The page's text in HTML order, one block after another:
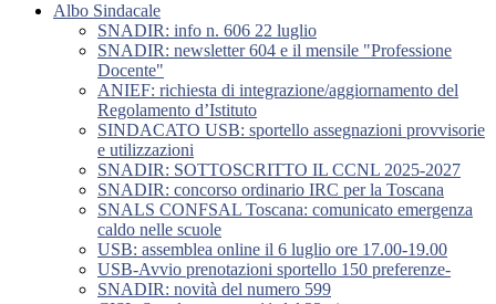
Albo Sindacale
SNADIR: info n. 606 22 luglio
SNADIR: newsletter 604 e il mensile "Professione
Docente"
ANIEF: richiesta di integrazione/aggiornamento del
Regolamento d’Istituto
SINDACATO USB: sportello assegnazioni provvisorie
e utilizzazioni
SNADIR: SOTTOSCRITTO IL CCNL 2025-2027
SNADIR: concorso ordinario IRC per la Toscana
SNALS CONFSAL Toscana: comunicato emergenza
caldo nelle scuole
USB: assemblea online il 6 luglio ore 17.00-19.00
USB-Avvio prenotazioni sportello 150 preferenze-
SNADIR: novità del numero 599